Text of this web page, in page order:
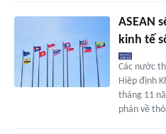
ASEAN
kinh tế
Các nước
Hiệp định
tháng 11
phán về